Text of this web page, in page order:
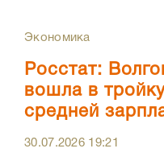
Экономика
Росстат:
вошла в
средней
30.07.2026 19:21